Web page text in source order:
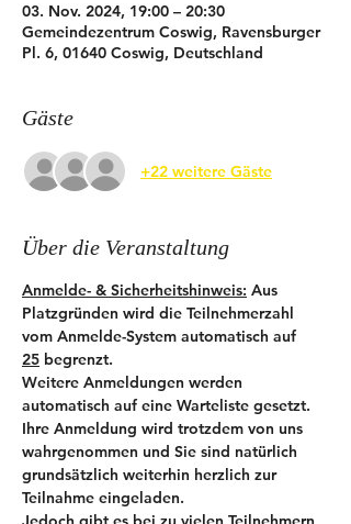
03. Nov. 2024, 19:00 – 20:30
Gemeindezentrum Coswig, Ravensburger
Pl. 6, 01640 Coswig, Deutschland
Gäste
+22 weitere Gäste
Über die Veranstaltung
Anmelde- & Sicherheitshinweis: Aus
Platzgründen wird die Teilnehmerzahl
vom Anmelde-System automatisch auf
25 begrenzt.
Weitere Anmeldungen werden
automatisch auf eine Warteliste gesetzt.
Ihre Anmeldung wird trotzdem von uns
wahrgenommen und Sie sind natürlich
grundsätzlich weiterhin herzlich zur
Teilnahme eingeladen.